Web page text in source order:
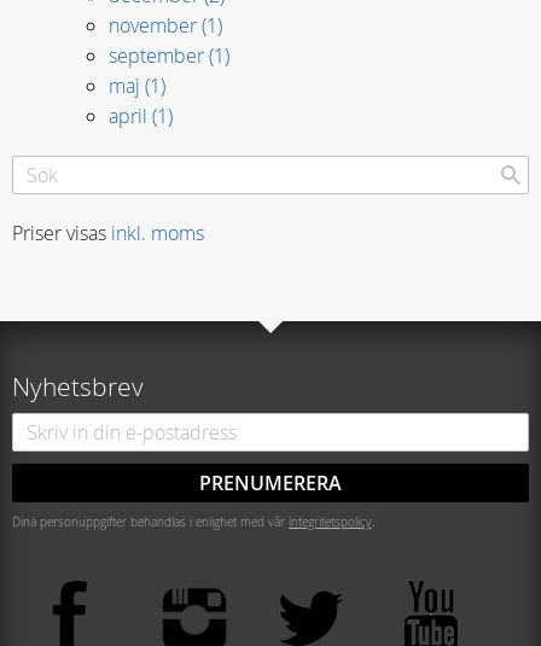
november (1)
september (1)
maj (1)
april (1)
Priser visas inkl. moms
Nyhetsbrev
PRENUMERERA
Dina personuppgifter behandlas i enlighet med vår integritetspolicy